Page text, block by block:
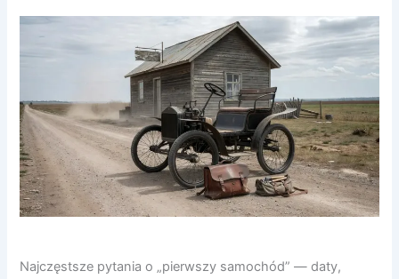
Najczęstsze pytania o „pierwszy samochód” — daty,